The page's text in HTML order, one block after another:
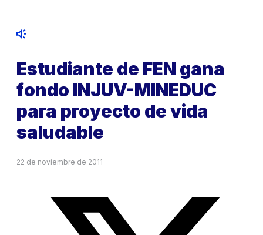
Estudiante de FEN gana
fondo INJUV-MINEDUC
para proyecto de vida
saludable
22 de noviembre de 2011